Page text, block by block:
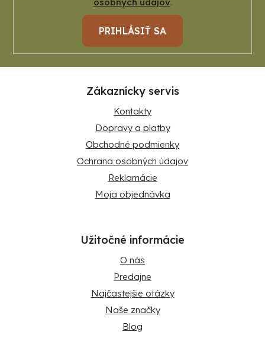
PRIHLÁSIŤ SA
Zákaznícky servis
Kontakty
Dopravy a platby
Obchodné podmienky
Ochrana osobných údajov
Reklamácie
Moja objednávka
Užitočné informácie
O nás
Predajne
Najčastejšie otázky
Naše značky
Blog